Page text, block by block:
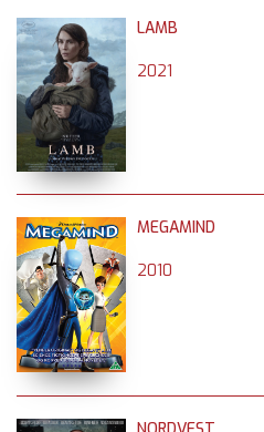
LAMB
2021
MEGAMIND
2010